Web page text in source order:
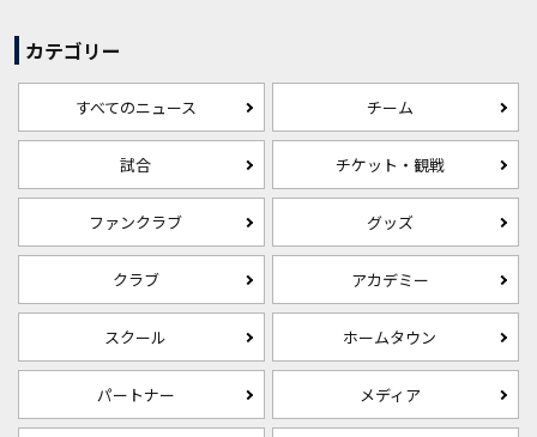
カテゴリー
すべてのニュース チーム
試合 チケット・観戦
ファンクラブ グッズ
クラブ アカデミー
スクール ホームタウン
パートナー メディア